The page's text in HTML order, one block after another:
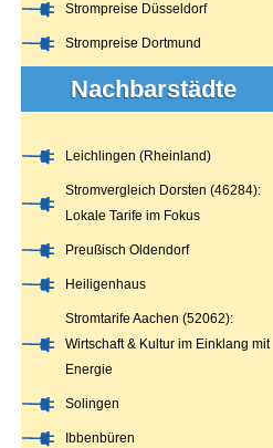
Strompreise Düsseldorf
Strompreise Dortmund
Nachbarstädte
Leichlingen (Rheinland)
Stromvergleich Dorsten (46284):
Lokale Tarife im Fokus
Preußisch Oldendorf
Heiligenhaus
Stromtarife Aachen (52062):
Wirtschaft & Kultur im Einklang mit
Energie
Solingen
Ibbenbüren